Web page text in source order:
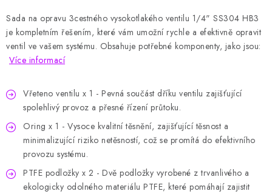
Sada na opravu 3cestného vysokotlakého ventilu 1/4" SS304 HB3
je kompletním řešením, které vám umožní rychle a efektivně opravit
ventil ve vašem systému. Obsahuje potřebné komponenty, jako jsou:
Více informací
Vřeteno ventilu x 1 - Pevná součást dříku ventilu zajišťující
spolehlivý provoz a přesné řízení průtoku.
Oring x 1 - Vysoce kvalitní těsnění, zajišťující těsnost a
minimalizující riziko netěsností, což se promítá do efektivního
provozu systému.
PTFE podložky x 2 - Dvě podložky vyrobené z trvanlivého a
ekologicky odolného materiálu PTFE, které pomáhají zajistit